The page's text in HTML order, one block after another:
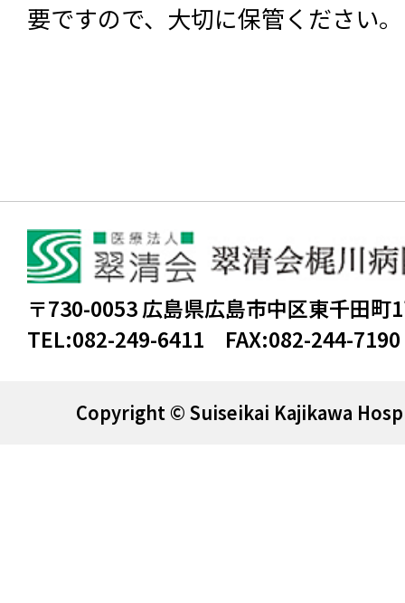
要ですので、大切に保管ください。
〒730-0053 広島県広島市中区東千田町
TEL:082-249-6411 FAX:082-244-7190
Copyright © Suiseikai Kajikawa